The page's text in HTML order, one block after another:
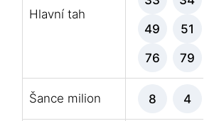
Hlavní tah
49 51
76 79
Šance milion 8 4